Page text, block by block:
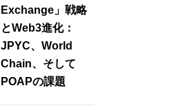
Exchange」戦略
とWeb3進化：
JPYC、World
Chain、そして
POAPの課題